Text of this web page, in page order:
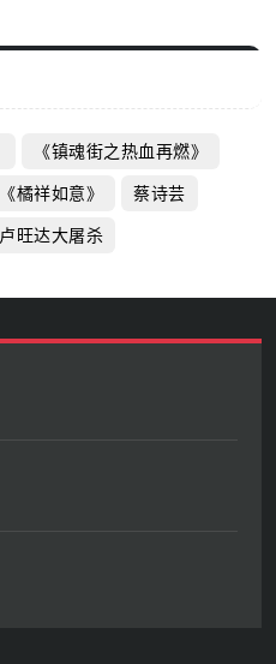
《镇魂街之热血再燃》
《橘祥如意》 蔡诗芸
卢旺达大屠杀